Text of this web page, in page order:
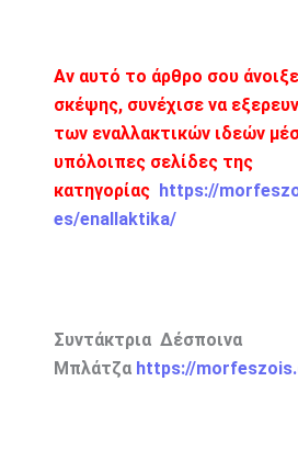
Αν αυτό το άρθρο σου
σκέψης, συνέχισε να
των εναλλακτικών ιδεών
υπόλοιπες σελίδες της
κατηγορίας https://
es/enallaktika/
Συντάκτρια Δέσποινα
Μπλάτζα https://